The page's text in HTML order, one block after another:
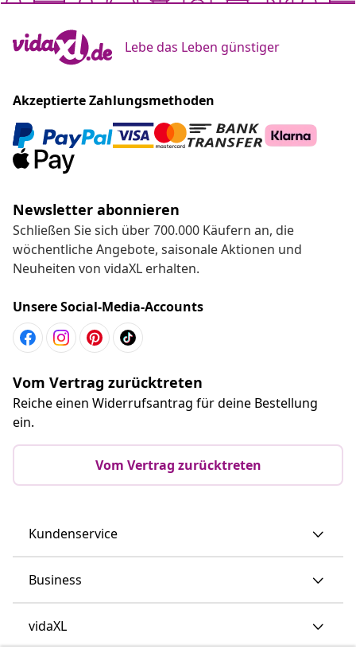
Lebe das Leben günstiger
Akzeptierte Zahlungsmethoden
Newsletter abonnieren
Schließen Sie sich über 700.000 Käufern an, die
wöchentliche Angebote, saisonale Aktionen und
Neuheiten von vidaXL erhalten.
Unsere Social-Media-Accounts
Vom Vertrag zurücktreten
Reiche einen Widerrufsantrag für deine Bestellung
ein.
Vom Vertrag zurücktreten
Kundenservice
Business
vidaXL